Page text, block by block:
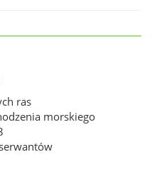
ras
morskiego